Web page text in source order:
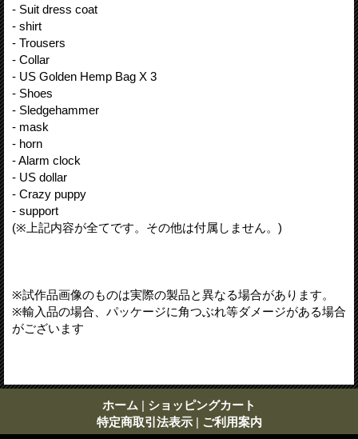
- Suit dress coat
- shirt
- Trousers
- Collar
- US Golden Hemp Bag X 3
- Shoes
- Sledgehammer
- mask
- horn
- Alarm clock
- US dollar
- Crazy puppy
- support
(※上記内容が全てです。その他は付属しません。)
※試作品画像のものは実際の製品と異なる場合があります。
※輸入品の場合、パッケージに角つぶれ等ダメージがある場合
がございます
ホーム | ショッピングカート
特定商取引法表示 | ご利用案内